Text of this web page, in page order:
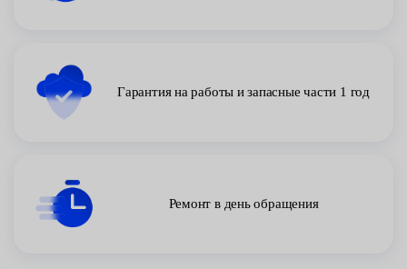
Гарантия на работы и запасные части 1 год
Ремонт в день обращения